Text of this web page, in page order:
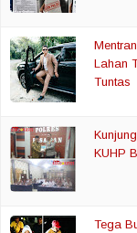
Lahan
Tuntas
KUHP
Tega